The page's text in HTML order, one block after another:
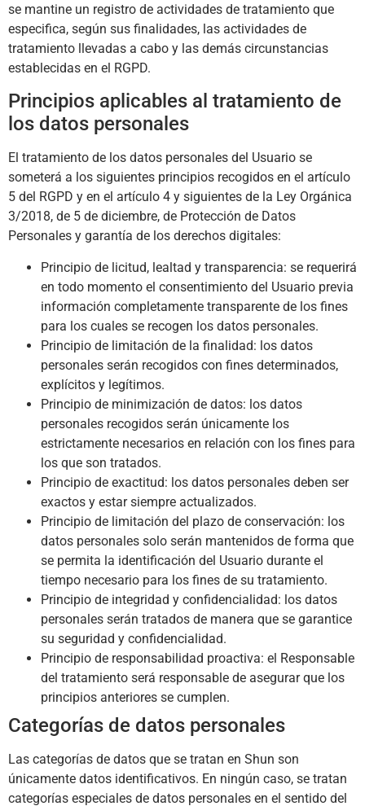
se mantine un registro de actividades de tratamiento que
especifica, según sus finalidades, las actividades de
tratamiento llevadas a cabo y las demás circunstancias
establecidas en el RGPD.
Principios aplicables al tratamiento de
los datos personales
El tratamiento de los datos personales del Usuario se
someterá a los siguientes principios recogidos en el artículo
5 del RGPD y en el artículo 4 y siguientes de la Ley Orgánica
3/2018, de 5 de diciembre, de Protección de Datos
Personales y garantía de los derechos digitales:
Principio de licitud, lealtad y transparencia: se requerirá
en todo momento el consentimiento del Usuario previa
información completamente transparente de los fines
para los cuales se recogen los datos personales.
Principio de limitación de la finalidad: los datos
personales serán recogidos con fines determinados,
explícitos y legítimos.
Principio de minimización de datos: los datos
personales recogidos serán únicamente los
estrictamente necesarios en relación con los fines para
los que son tratados.
Principio de exactitud: los datos personales deben ser
exactos y estar siempre actualizados.
Principio de limitación del plazo de conservación: los
datos personales solo serán mantenidos de forma que
se permita la identificación del Usuario durante el
tiempo necesario para los fines de su tratamiento.
Principio de integridad y confidencialidad: los datos
personales serán tratados de manera que se garantice
su seguridad y confidencialidad.
Principio de responsabilidad proactiva: el Responsable
del tratamiento será responsable de asegurar que los
principios anteriores se cumplen.
Categorías de datos personales
Las categorías de datos que se tratan en Shun son
únicamente datos identificativos. En ningún caso, se tratan
categorías especiales de datos personales en el sentido del